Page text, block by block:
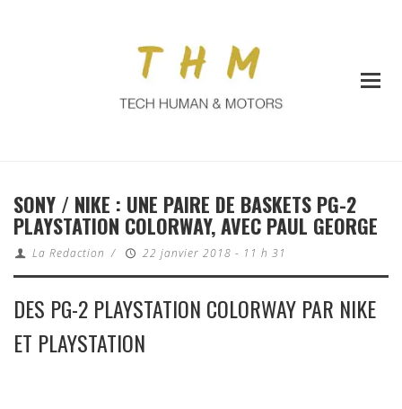
SONY / NIKE : UNE PAIRE DE BASKETS PG-2
PLAYSTATION COLORWAY, AVEC PAUL GEORGE
La Redaction / 22 janvier 2018 - 11 h 31
DES PG-2 PLAYSTATION COLORWAY PAR NIKE
ET PLAYSTATION